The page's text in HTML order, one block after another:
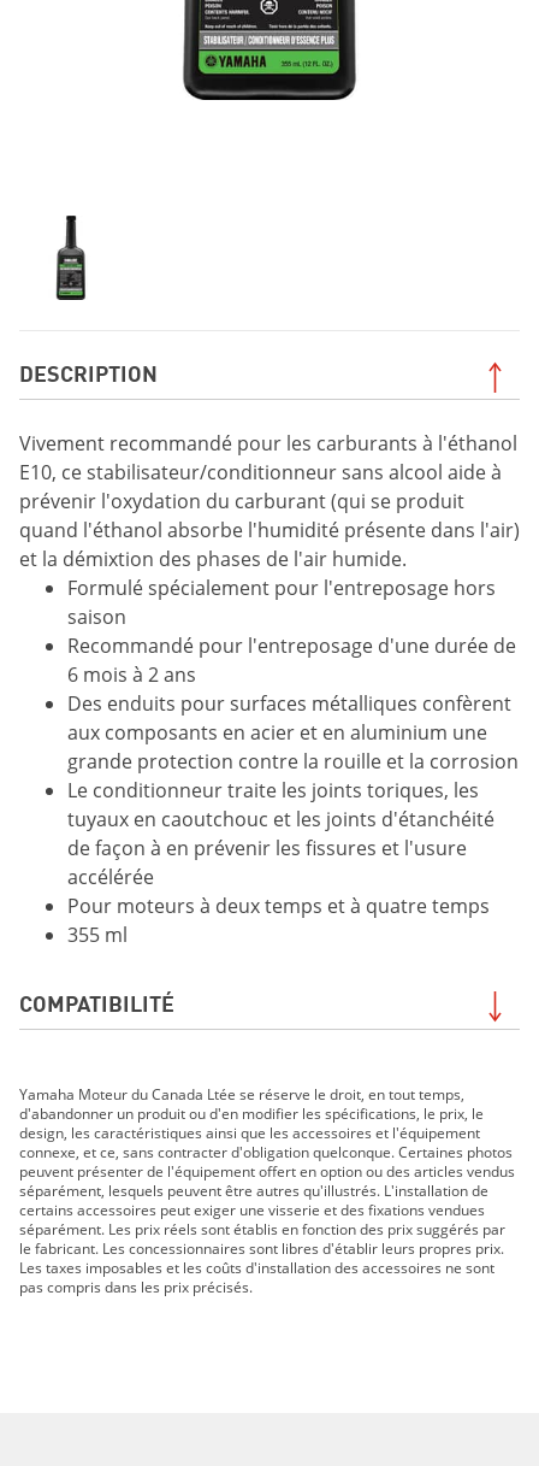
DESCRIPTION
Vivement recommandé pour les carburants à l'éthanol
E10, ce stabilisateur/conditionneur sans alcool aide à
prévenir l'oxydation du carburant (qui se produit
quand l'éthanol absorbe l'humidité présente dans l'air)
et la démixtion des phases de l'air humide.
Formulé spécialement pour l'entreposage hors
saison
Recommandé pour l'entreposage d'une durée de
6 mois à 2 ans
Des enduits pour surfaces métalliques confèrent
aux composants en acier et en aluminium une
grande protection contre la rouille et la corrosion
Le conditionneur traite les joints toriques, les
tuyaux en caoutchouc et les joints d'étanchéité
de façon à en prévenir les fissures et l'usure
accélérée
Pour moteurs à deux temps et à quatre temps
355 ml
COMPATIBILITÉ
GRIZZLY DAE SE 2019
210 FSH SPORT 2019
EXR 2019
EX DELUXE 2019
EX 2019
FX HO 2019
FX CRUISER HO 2019
FX SVHO 2019
Yamaha Moteur du Canada Ltée se réserve le droit, en tout temps,
d'abandonner un produit ou d'en modifier les spécifications, le prix, le
design, les caractéristiques ainsi que les accessoires et l'équipement
connexe, et ce, sans contracter d'obligation quelconque. Certaines photos
peuvent présenter de l'équipement offert en option ou des articles vendus
séparément, lesquels peuvent être autres qu'illustrés. L'installation de
certains accessoires peut exiger une visserie et des fixations vendues
séparément. Les prix réels sont établis en fonction des prix suggérés par
le fabricant. Les concessionnaires sont libres d'établir leurs propres prix.
Les taxes imposables et les coûts d'installation des accessoires ne sont
pas compris dans les prix précisés.